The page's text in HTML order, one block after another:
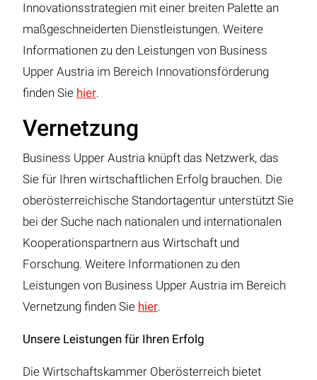
Innovationsstrategien mit einer breiten Palette an
maßgeschneiderten Dienstleistungen. Weitere
Informationen zu den Leistungen von Business
Upper Austria im Bereich Innovationsförderung
finden Sie hier.
Vernetzung
Business Upper Austria knüpft das Netzwerk, das
Sie für Ihren wirtschaftlichen Erfolg brauchen. Die
oberösterreichische Standortagentur unterstützt Sie
bei der Suche nach nationalen und internationalen
Kooperationspartnern aus Wirtschaft und
Forschung. Weitere Informationen zu den
Leistungen von Business Upper Austria im Bereich
Vernetzung finden Sie hier.
Unsere Leistungen für Ihren Erfolg
Die Wirtschaftskammer Oberösterreich bietet